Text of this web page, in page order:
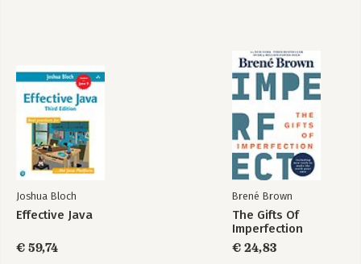
De 48 wetten van
de macht -
beknopte editie
Mastery
Bekijk alle boeken
Joshua Bloch
Effective Java
€ 59,74
Brené Brown
The Gifts Of
Imperfection
€ 24,83